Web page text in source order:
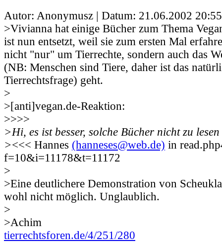
Autor: Anonymusz | Datum: 21.06.2002
>Vivianna hat einige Bücher zum Thema
ist nun entsetzt, weil sie zum ersten Mal
nicht "nur" um Tierrechte, sondern auch das
(NB: Menschen sind Tiere, daher ist das
Tierrechtsfrage) geht.
>
>[anti]vegan.de-Reaktion:
>>>>
>Hi, es ist besser, solche Bücher nicht zu
><<< Hannes (hanneses@web.de) in
f=10&i=11178&t=11172
>
>Eine deutlichere Demonstration von
wohl nicht möglich. Unglaublich.
>
>Achim
tierrechtsforen.de/4/251/280